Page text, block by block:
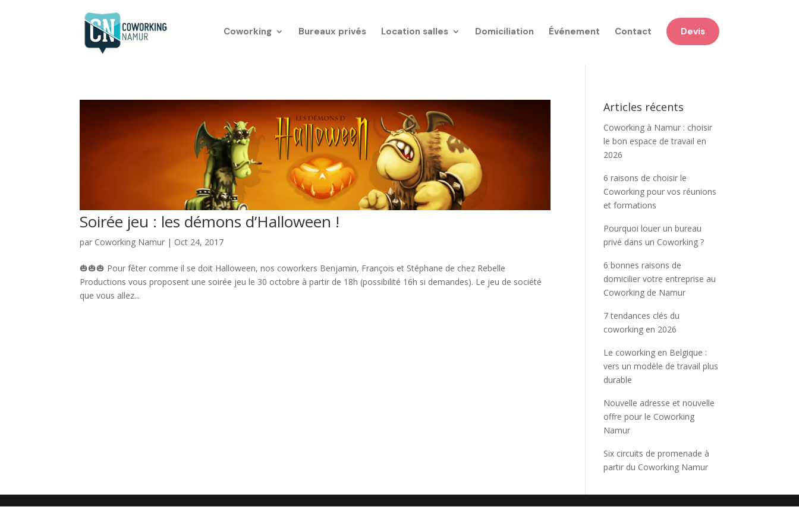
Coworking Bureaux privés Location salles Domiciliation Événement Contact Devis
Soirée jeu : les démons d’Halloween !
par Coworking Namur | Oct 24, 2017
🎃🎃🎃 Pour fêter comme il se doit Halloween, nos coworkers Benjamin, François et Stéphane de chez Rebelle
Productions vous proposent une soirée jeu le 30 octobre à partir de 18h (possibilité 16h si demandes). Le jeu de société
que vous allez...
Articles récents
Coworking à Namur : choisir
le bon espace de travail en
2026
6 raisons de choisir le
Coworking pour vos réunions
et formations
Pourquoi louer un bureau
privé dans un Coworking ?
6 bonnes raisons de
domicilier votre entreprise au
Coworking de Namur
7 tendances clés du
coworking en 2026
Le coworking en Belgique :
vers un modèle de travail plus
durable
Nouvelle adresse et nouvelle
offre pour le Coworking
Namur
Six circuits de promenade à
partir du Coworking Namur